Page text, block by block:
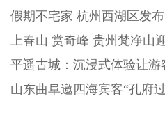
假期不宅家 杭州西湖区发
上春山 赏奇峰 贵州梵净山
平遥古城：沉浸式体验让游
山东曲阜邀四海宾客“孔府